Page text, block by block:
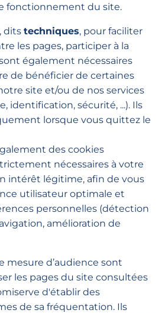
fonctionnement du site.
dits techniques, pour faciliter
les pages, participer à la
également nécessaires
de bénéficier de certaines
site et/ou de nos services
identification, sécurité, ...). Ils
lorsque vous quittez le
des cookies
nécessaires à votre
intérêt légitime, afin de vous
utilisateur optimale et
personnelles (détection
amélioration de
mesure d’audience sont
les pages du site consultées
d'établir des
de sa fréquentation. Ils